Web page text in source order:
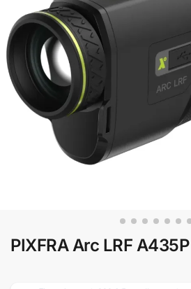
PIXFRA Arc LRF A435P